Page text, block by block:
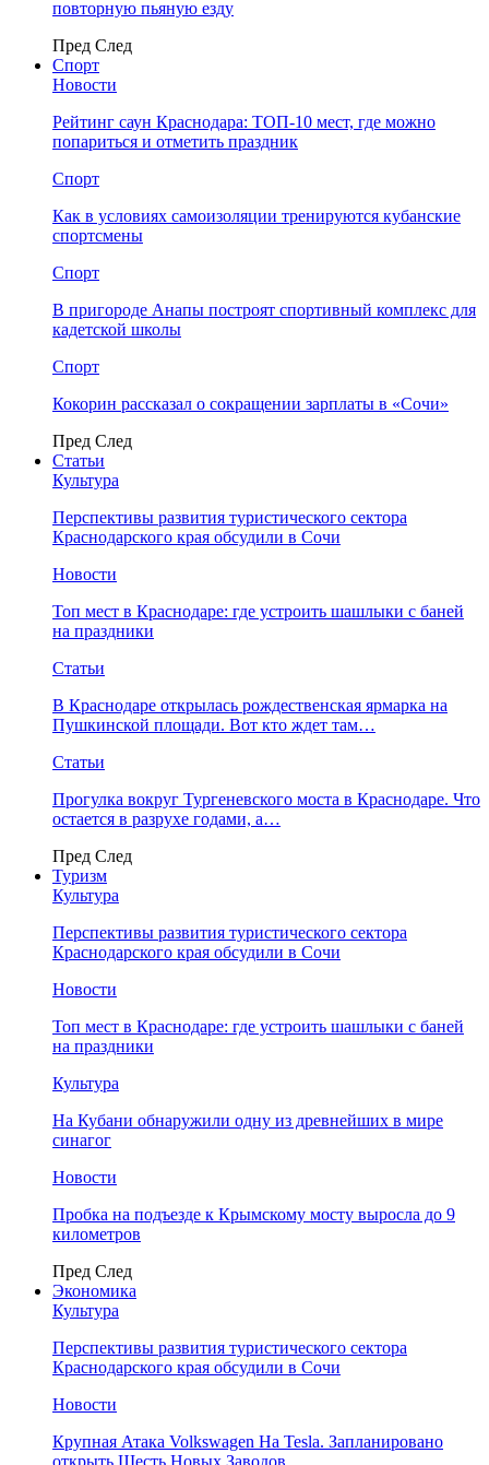
повторную пьяную езду
Пред След
Спорт
Новости
Рейтинг саун Краснодара: ТОП-10 мест, где можно
попариться и отметить праздник
Спорт
Как в условиях самоизоляции тренируются кубанские
спортсмены
Спорт
В пригороде Анапы построят спортивный комплекс для
кадетской школы
Спорт
Кокорин рассказал о сокращении зарплаты в «Сочи»
Пред След
Статьи
Культура
Перспективы развития туристического сектора
Краснодарского края обсудили в Сочи
Новости
Топ мест в Краснодаре: где устроить шашлыки с баней
на праздники
Статьи
В Краснодаре открылась рождественская ярмарка на
Пушкинской площади. Вот кто ждет там…
Статьи
Прогулка вокруг Тургеневского моста в Краснодаре. Что
остается в разрухе годами, а…
Пред След
Туризм
Культура
Перспективы развития туристического сектора
Краснодарского края обсудили в Сочи
Новости
Топ мест в Краснодаре: где устроить шашлыки с баней
на праздники
Культура
На Кубани обнаружили одну из древнейших в мире
синагог
Новости
Пробка на подъезде к Крымскому мосту выросла до 9
километров
Пред След
Экономика
Культура
Перспективы развития туристического сектора
Краснодарского края обсудили в Сочи
Новости
Крупная Атака Volkswagen На Tesla. Запланировано
открыть Шесть Новых Заводов